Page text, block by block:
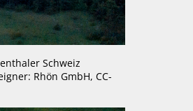
Schweiz
Rhön GmbH, CC-